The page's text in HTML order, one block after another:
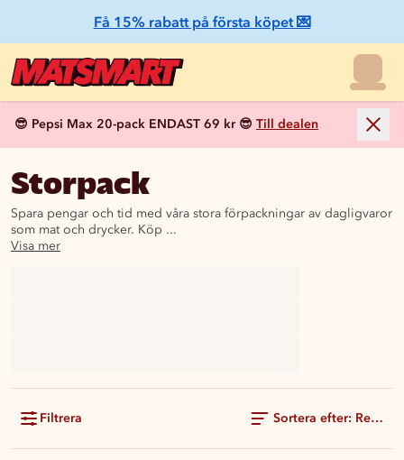
Få 15% rabatt på första köpet 💌
😎 Pepsi Max 20-pack ENDAST 69 kr 😎 Till dealen
Storpack
Spara pengar och tid med våra stora förpackningar av dagligvaror
som mat och drycker. Köp ...
Visa mer
Filtrera Sortera efter: